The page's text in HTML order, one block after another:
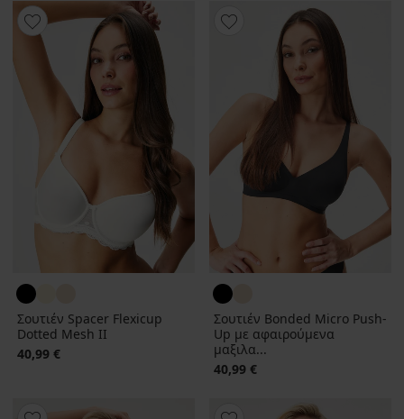
Σουτιέν Spacer Flexicup
Dotted Mesh II
40,99 €
Σουτιέν Bonded Micro Push-
Up με αφαιρούμενα
μαξιλα...
40,99 €